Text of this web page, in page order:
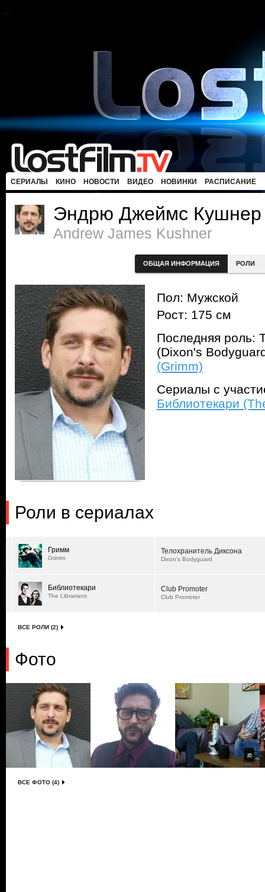
СЕРИАЛЫ КИНО НОВОСТИ ВИДЕО НОВИНКИ РАСПИСАНИЕ
Эндрю Джеймс Кушнер
Andrew James Kushner
ОБЩАЯ ИНФОРМАЦИЯ РОЛИ
Пол: Мужской
Рост: 175 см
Последняя роль:
(Dixon's
(Grimm)
Сериалы с
Библиотекари
Роли в сериалах
Гримм
Grimm
Телохранитель Диксона
Dixon's Bodyguard
Библиотекари
The Librarians
Club Promoter
Club Promoter
ВСЕ РОЛИ (2)
Фото
ВСЕ ФОТО (4)